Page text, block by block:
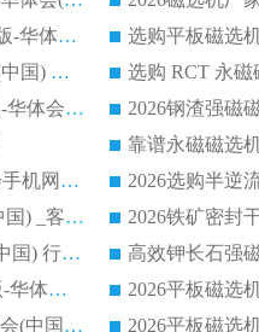
2026选购平板磁选机参考客户真实体验，华体会手机网页版-华体会(中国) 厂家行业口碑排名前列
2026平板磁选机靠谱厂家推荐_ 华体会手机网页版-华体会(中国) 凭借良好口碑获得众多客户认可
选购矿山 CTS 顺流磁选机找实体厂家，华体会手机网页版-华体会(中国) 按需定制设备配套完善售后
2026磁选机生产厂家哪家好?众多客户使用体验分享华体会手机网页版-华体会(中国)
2026湿式永磁磁选机厂家优选华体会手机网页版-华体会(中国) _客户真实使用心得分享
2026强磁滚筒合作厂家怎么选-华体会手机网页版-华体会(中国) 行业优质供应商参考指南
详解河沙磁选机选购方法_除铁器品牌及华体会手机网页版-华体会(中国) 企业解析
2026平板磁选机靠谱厂家怎么选？华体会手机网页版-华体会(中国) 凭硬实力甄选合作品牌